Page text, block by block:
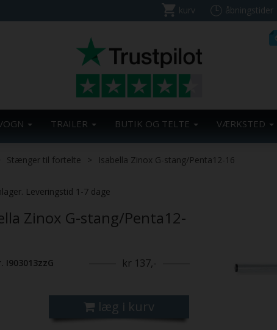
kurv åbningstider
TRAILER BUTIK OG TELTE VÆRKSTED
Stænger til fortelte Isabella Zinox G-stang/Penta12-16
Leveringstid 1-7 dage
Zinox G-stang/Penta12-
I903013zzG kr 137,-
læg i kurv